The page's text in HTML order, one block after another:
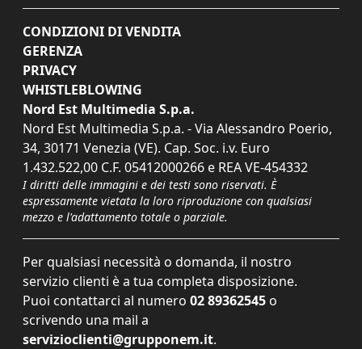
CONDIZIONI DI VENDITA
GERENZA
PRIVACY
WHISTLEBLOWING
Nord Est Multimedia S.p.a.
Nord Est Multimedia S.p.a. - Via Alessandro Poerio,
34, 30171 Venezia (VE). Cap. Soc. i.v. Euro
1.432.522,00 C.F. 05412000266 e REA VE-454332
I diritti delle immagini e dei testi sono riservati. È
espressamente vietata la loro riproduzione con qualsiasi
mezzo e l'adattamento totale o parziale.
Per qualsiasi necessità o domanda, il nostro
servizio clienti è a tua completa disposizione.
Puoi contattarci al numero 02 89362545 o
scrivendo una mail a
servizioclienti@grupponem.it.